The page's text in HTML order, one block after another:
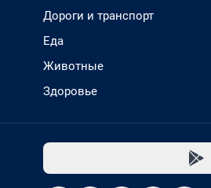
Дороги и транспорт
Еда
Животные
Здоровье